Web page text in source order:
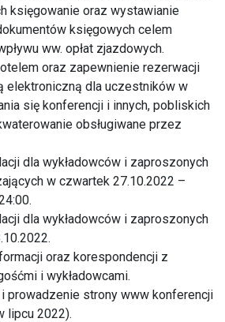
księgowanie oraz wystawianie
księgowych celem
ww. opłat zjazdowych.
oraz zapewnienie rezerwacji
elektroniczną dla uczestników w
się konferencji i innych, pobliskich
obsługiwane przez
dla wykładowców i zaproszonych
w czwartek 27.10.2022 –
dla wykładowców i zaproszonych
oraz korespondencji z
i wykładowcami.
prowadzenie strony www konferencji
lipcu 2022).